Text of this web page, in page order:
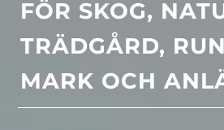
FÖR SKOG,
TRÄDGÅRD,
MARK OCH